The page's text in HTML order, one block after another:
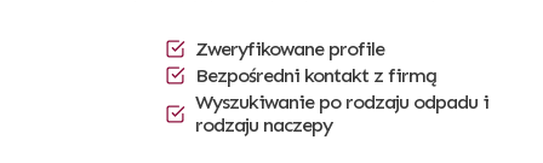
Zweryfikowane profile
Bezpośredni kontakt z firmą
Wyszukiwanie po rodzaju odpadu i
rodzaju naczepy